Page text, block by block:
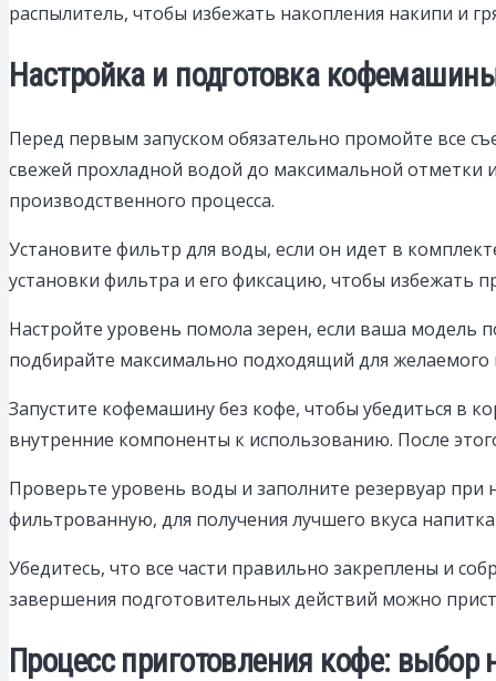
распылитель, чтобы избежать накопления накипи и
Настройка и подготовка
Перед первым запуском обязательно промойте все
свежей прохладной водой до максимальной отметки
производственного процесса.
Установите фильтр для воды, если он идет в
установки фильтра и его фиксацию, чтобы избежать
Настройте уровень помола зерен, если ваша модель
подбирайте максимально подходящий для
Запустите кофемашину без кофе, чтобы убедиться в
внутренние компоненты к использованию. После
Проверьте уровень воды и заполните резервуар
фильтрованную, для получения лучшего вкуса
Убедитесь, что все части правильно закреплены и
завершения подготовительных действий можно
Процесс приготовления кофе: выбор